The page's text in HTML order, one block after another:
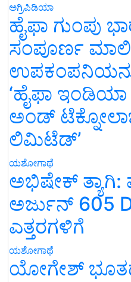
ಅಗ್ರಿಪಿಡಿಯಾ
ಹೈಫಾ ಗುಂಪು
ಸಂಪೂರ್ಣ
‘ಹೈಫಾ
ಅಂಡ್
ಲಿಮಿಟೆಡ್’
ಯಶೋಗಾಥೆ
ಅಭಿಷೇಕ್ ತ್ಯಾಗಿ:
ಅರ್ಜುನ್ 605
ಎತ್ತರಗಳಿಗೆ
ಯಶೋಗಾಥೆ
ಯೋಗೇಶ್